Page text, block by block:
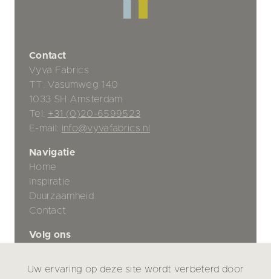
Contact
Vyva Fabrics
TT. Vasumweg 140
1033 SH Amsterdam
Tel: +31 (0)20-6599523
E-mail: info@vyvafabrics.nl
Navigatie
Home
Inspiratie
Duurzaamheid
Contact
Volg ons
Uw ervaring op deze site wordt verbeterd door